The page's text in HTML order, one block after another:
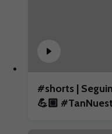
#shorts |
💪🏼